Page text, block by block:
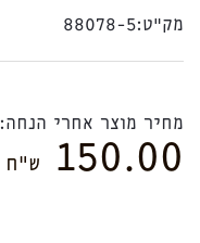
מק”ט:88078-5
מחיר מוצר אחרי הנחה:
150.00 ש”ח